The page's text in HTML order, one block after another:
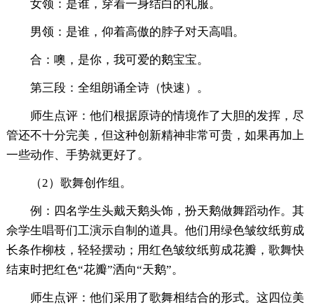
女领：是谁，穿着一身结白的礼服。
男领：是谁，仰着高傲的脖子对天高唱。
合：噢，是你，我可爱的鹅宝宝。
第三段：全组朗诵全诗（快速）。
师生点评：他们根据原诗的情境作了大胆的发挥，尽
管还不十分完美，但这种创新精神非常可贵，如果再加上
一些动作、手势就更好了。
（2）歌舞创作组。
例：四名学生头戴天鹅头饰，扮天鹅做舞蹈动作。其
佘学生唱哥们工演示自制的道具。他们用绿色皱纹纸剪成
长条作柳枝，轻轻摆动；用红色皱纹纸剪成花瓣，歌舞快
结束时把红色“花瓣”洒向“天鹅”。
师生点评：他们采用了歌舞相结合的形式。这四位美